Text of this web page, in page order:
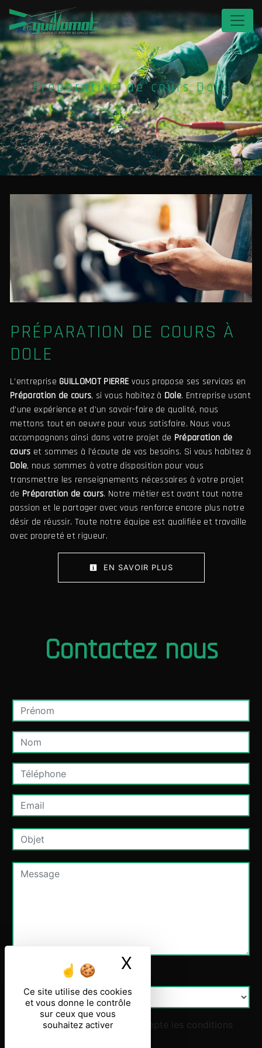
Panneau de gestion des cookies
Ce site utilise des cookies
et vous donne le contrôle
sur ceux que vous
souhaitez activer
X
Préparation de cours Dole
PRÉPARATION DE COURS À
DOLE
L’entreprise GUILLOMOT PIERRE vous propose ses services en
Préparation de cours, si vous habitez à Dole. Entreprise usant
d’une expérience et d’un savoir-faire de qualité, nous
mettons tout en oeuvre pour vous satisfaire. Nous vous
accompagnons ainsi dans votre projet de Préparation de
cours et sommes à l’écoute de vos besoins. Si vous habitez à
Dole, nous sommes à votre disposition pour vous
transmettre les renseignements nécessaires à votre projet
de Préparation de cours. Notre métier est avant tout notre
passion et le partager avec vous renforce encore plus notre
désir de réussir. Toute notre équipe est qualifiée et travaille
avec propreté et rigueur.
EN SAVOIR PLUS
Contactez nous
Combien font dix plus zero
En cochant cette case, j'accepte les conditions